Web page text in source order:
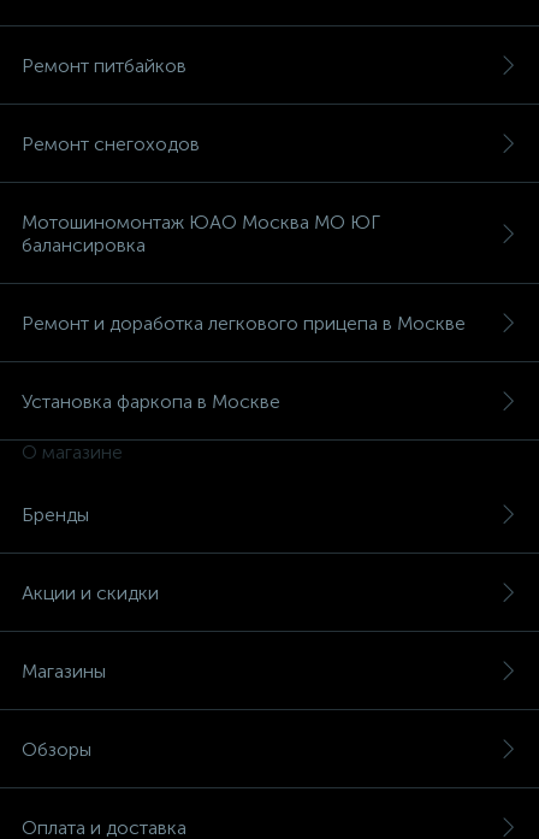
Ремонт питбайков
Ремонт снегоходов
Мотошиномонтаж ЮАО Москва МО ЮГ
балансировка
Ремонт и доработка легкового прицепа в Москве
Установка фаркопа в Москве
О магазине
Бренды
Акции и скидки
Магазины
Обзоры
Оплата и доставка